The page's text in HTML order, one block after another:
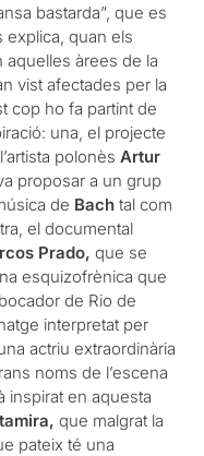
bastarda”, que es
quan els
aquelles àrees de la
vist afectades per la
cop ho fa partint de
una, el projecte
polonèsArtur
proposar a un grup
de Bach tal com
el documental
Prado, que se
esquizofrènica que
de Rio de
interpretat per
actriu extraordinària
noms de l’escena
inspirat en aquesta
que malgrat la
pateix té una